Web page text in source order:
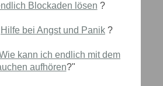
Blockaden lösen ?
Hilfe bei Angst und Panik ?
kann ich endlich mit dem
aufhören?"